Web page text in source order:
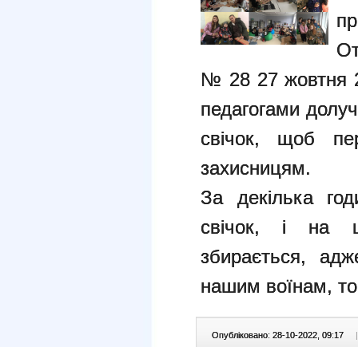
№ 28 27 жовтня
педагогами
свічок, щоб
захисницям.
За декілька
свічок, і на
збирається,
нашим воїнам,
Опубліковано: 28-10-2022, 09:17 |